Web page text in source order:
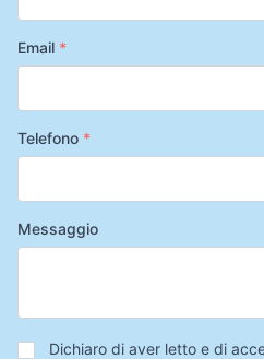
Email *
Telefono *
Messaggio
Privacy*
Dichiaro di aver letto e di